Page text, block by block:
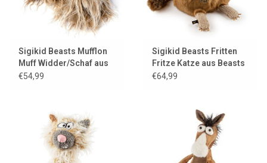
Sigikid Beasts Mufflon
Muff Widder/Schaf aus
Beasts Town
€54,99
Sigikid Beasts Fritten
Fritze Katze aus Beasts
Town
€64,99